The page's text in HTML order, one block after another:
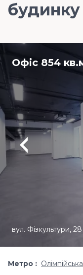
будинку
Офіс 854
вул. Фізкультури, 28
Метро Олімпійська